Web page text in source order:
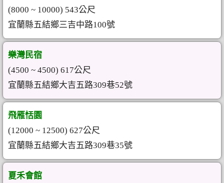
(8000 ~ 10000) 543公尺
宜蘭縣五結鄉三吉中路100號
樂灣民宿
(4500 ~ 4500) 617公尺
宜蘭縣五結鄉大吉五路309巷52號
飛雁恬園
(12000 ~ 12500) 627公尺
宜蘭縣五結鄉大吉五路309巷35號
夏禾會館